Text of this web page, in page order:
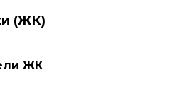
(ЖК)
ЖК